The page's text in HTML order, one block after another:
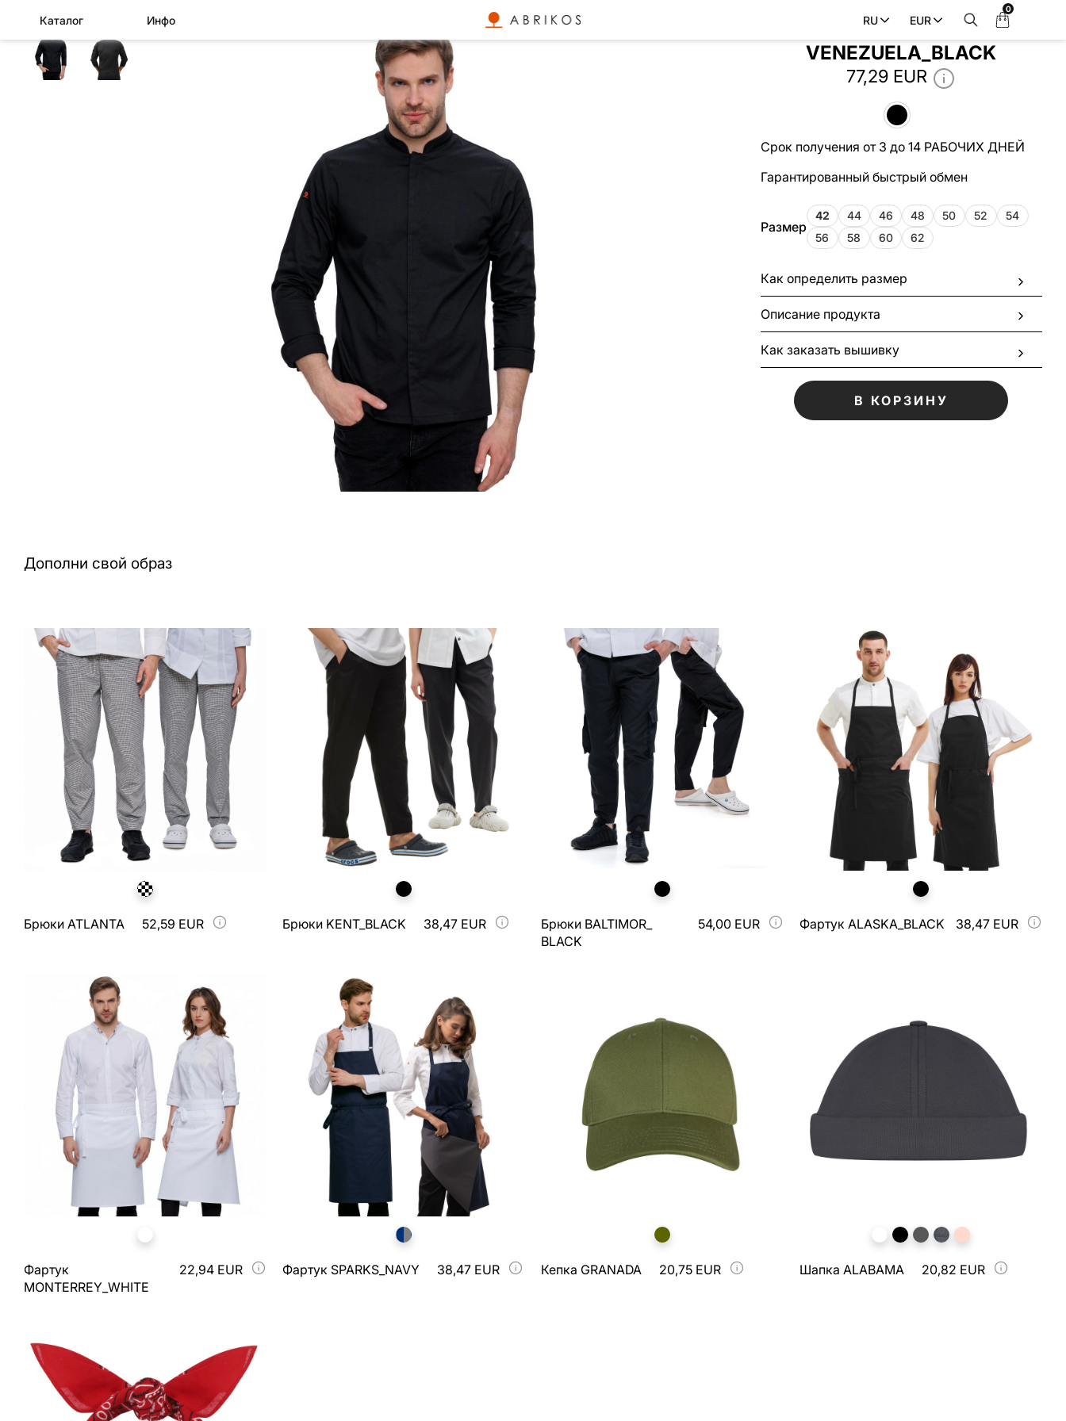
Каталог Инфо RU EUR
0
Китель мужской
VENEZUELA_BLACK
77,29 EUR
Срок получения от 3 до 14 РАБОЧИХ ДНЕЙ
Гарантированный быстрый обмен
Размер
42 44 46 48 50 52
54
56
58 60 62
Как определить размер
Описание продукта
Как заказать вышивку
В КОРЗИНУ
Дополни свой образ
Брюки ATLANTA 52,59 EUR Брюки KENT_BLACK 38,47 EUR
Брюки BALTIMOR_
BLACK
54,00 EUR Фартук ALASKA_BLACK 38,47 EUR
Фартук
MONTERREY_WHITE
22,94 EUR Фартук SPARKS_NAVY 38,47 EUR Кепка GRANADA 20,75 EUR Шапка ALABAMA 20,82 EUR